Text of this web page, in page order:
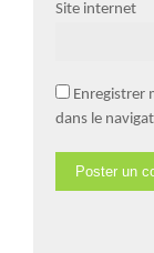
Site internet
Enregistrer
dans le